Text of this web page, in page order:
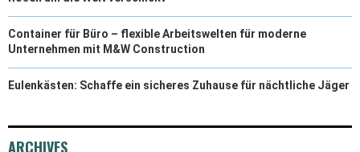
Container für Büro – flexible Arbeitswelten für moderne
Unternehmen mit M&W Construction
Eulenkästen: Schaffe ein sicheres Zuhause für nächtliche Jäger
ARCHIVES